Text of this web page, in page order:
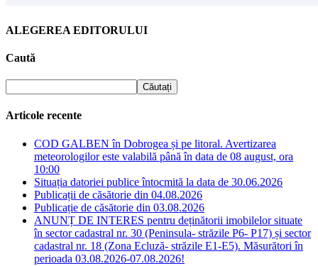
ALEGEREA EDITORULUI
Caută
Articole recente
COD GALBEN în Dobrogea și pe litoral. Avertizarea
meteorologilor este valabilă până în data de 08 august, ora
10:00
Situația datoriei publice întocmită la data de 30.06.2026
Publicații de căsătorie din 04.08.2026
Publicație de căsătorie din 03.08.2026
ANUNȚ DE INTERES pentru deținătorii imobilelor situate
în sector cadastral nr. 30 (Peninsula- străzile P6- P17) și sector
cadastral nr. 18 (Zona Ecluză- străzile E1-E5). Măsurători în
perioada 03.08.2026-07.08.2026!